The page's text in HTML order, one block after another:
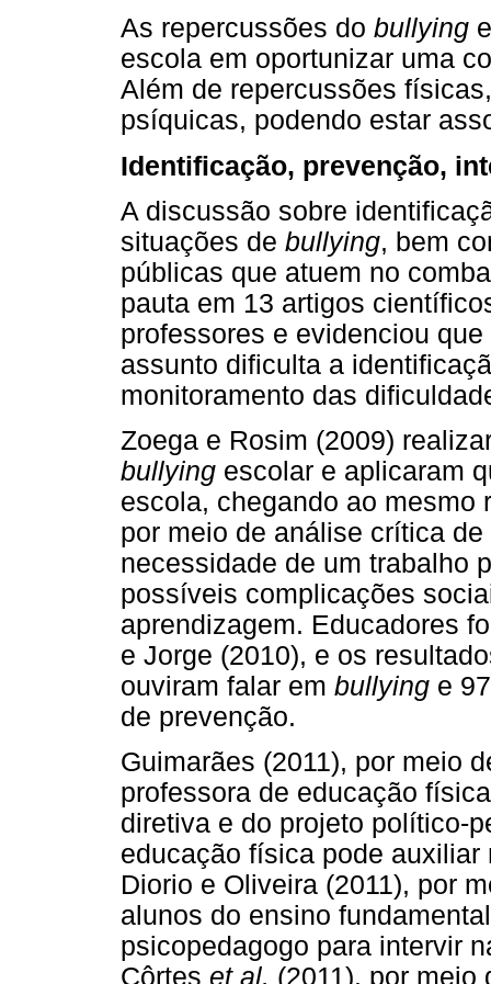
As repercussões do bullying
escola em oportunizar uma
Além de repercussões
psíquicas, podendo estar
Identificação, prevenção,
A discussão sobre
situações de bullying, bem
públicas que atuem no
pauta em 13 artigos
professores e evidenciou
assunto dificulta a
monitoramento das
Zoega e Rosim (2009)
bullying escolar e aplicaram
escola, chegando ao mesmo
por meio de análise crítica
necessidade de um trabalho
possíveis complicações
aprendizagem. Educadores
e Jorge (2010), e os
ouviram falar em bullying e
de prevenção.
Guimarães (2011), por meio
professora de educação
diretiva e do projeto político-
educação física pode
Diorio e Oliveira (2011), por
alunos do ensino
psicopedagogo para intervir
Côrtes et al. (2011), por meio